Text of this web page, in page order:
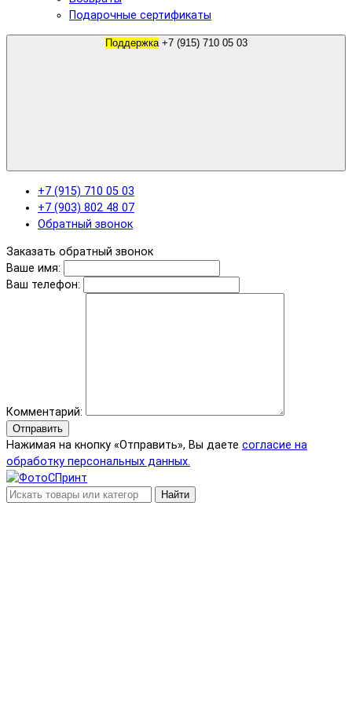
Подарочные сертификаты
Поддержка +7 (915) 710 05 03
+7 (915) 710 05 03
+7 (903) 802 48 07
Обратный звонок
Заказать обратный звонок
Ваше имя:
Ваш телефон:
Комментарий:
Отправить
Нажимая на кнопку «Отправить», Вы даете согласие на
обработку персональных данных.
Найти